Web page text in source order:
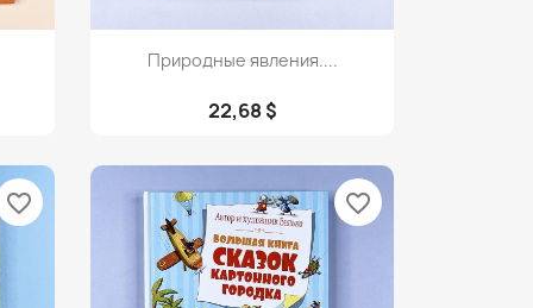
Просмотр
Природные явления....
22,68 $
favorite_border favorite_border